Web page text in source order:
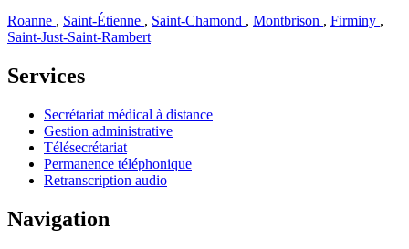
Roanne , Saint-Étienne , Saint-Chamond , Montbrison , Firminy ,
Saint-Just-Saint-Rambert
Services
Secrétariat médical à distance
Gestion administrative
Télésecrétariat
Permanence téléphonique
Retranscription audio
Navigation